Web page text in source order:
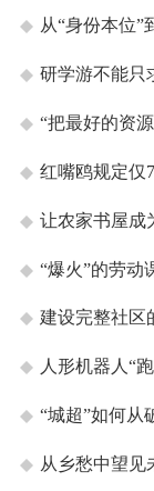
从“身份本位”
研学游不能只
“把最好的资
红嘴鸥规定仅
让农家书屋成
“爆火”的劳动
建设完整社区
人形机器人“
“城超”如何从
从乡愁中望见